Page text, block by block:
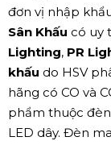
đơn vị nhập
Sân Khấu có uy
Lighting, PR
khấu do HSV
hãng có CO và
phẩm thuộc
LED dây. Đèn